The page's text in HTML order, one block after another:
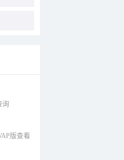
询
版查看